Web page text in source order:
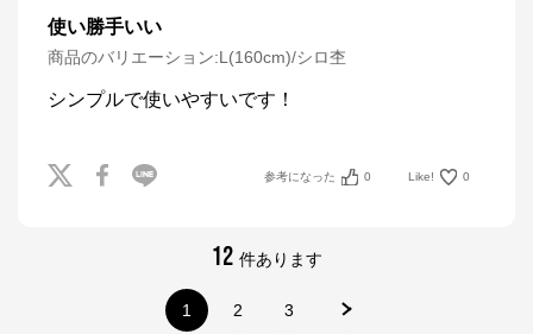
使い勝手いい
商品のバリエーション:L(160cm)/シロ杢
シンプルで使いやすいです！
参考になった 0 Like! 0
12 件あります
1 2 3